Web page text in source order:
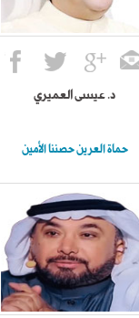
د. عيسى العميري
حماة العرين حصننا الأمين